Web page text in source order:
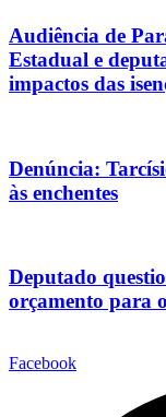
Audiência de
Estadual e
impactos das
Denúncia:
às enchentes
Deputado
orçamento para
Facebook